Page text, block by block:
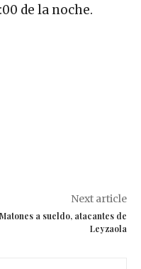
de la noche.
Next article
Matones a sueldo, atacantes de
Leyzaola